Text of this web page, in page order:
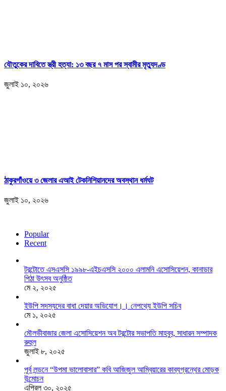
যৌতুকের দাবিতে স্ত্রী হত্যা: ১৩ বছর ৭ মাস পর স্বামীর মৃত্যুদণ্ড
জুলাই ১০, ২০২৬
ঠাকুরগাঁওয়ে ৩ জেলার এআই টেকনিশিয়ানদের অবস্থান ধর্মঘট
জুলাই ১০, ২০২৬
Popular
Recent
টরন্টোতে এসএসসি ১৯৯৮-এইচএসসি ২০০০ এলামনি এসোসিয়েশন, কানাডার
পিঠা উৎসব অনুষ্ঠিত
মে ২, ২০২৫
ইউপি সদস্যদের বাধা দেয়ার অভিযোগ।। নেপথ্যে ইউপি সচিব
মে ১, ২০২৫
মৌলভীবাজার জেলা এসোসিয়েশন অব টরন্টোর সভাপতি মাহবুব, সাধারন সম্পাদক
রুহুল
জুলাই ৮, ২০২৫
পূর্ব লন্ডনে “উপমা ভালোবাসার” কবি আজিজুল আম্বিয়ারের কাব্যগ্রন্থের মোড়ক
উন্মোচন
এপ্রিল ৩০, ২০২৫